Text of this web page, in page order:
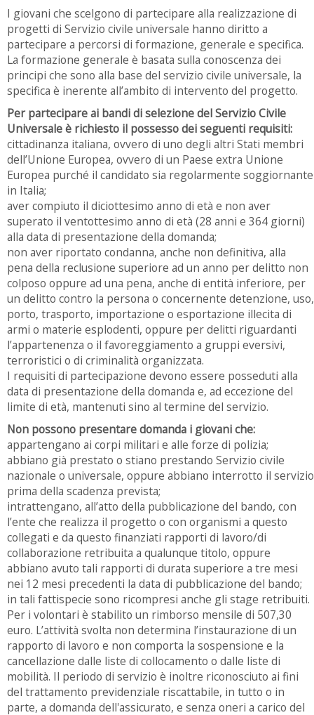
I giovani che scelgono di partecipare alla realizzazione di
progetti di Servizio civile universale hanno diritto a
partecipare a percorsi di formazione, generale e specifica.
La formazione generale è basata sulla conoscenza dei
principi che sono alla base del servizio civile universale, la
specifica è inerente all’ambito di intervento del progetto.
Per partecipare ai bandi di selezione del Servizio Civile
Universale è richiesto il possesso dei seguenti requisiti:
cittadinanza italiana, ovvero di uno degli altri Stati membri
dell’Unione Europea, ovvero di un Paese extra Unione
Europea purché il candidato sia regolarmente soggiornante
in Italia;
aver compiuto il diciottesimo anno di età e non aver
superato il ventottesimo anno di età (28 anni e 364 giorni)
alla data di presentazione della domanda;
non aver riportato condanna, anche non definitiva, alla
pena della reclusione superiore ad un anno per delitto non
colposo oppure ad una pena, anche di entità inferiore, per
un delitto contro la persona o concernente detenzione, uso,
porto, trasporto, importazione o esportazione illecita di
armi o materie esplodenti, oppure per delitti riguardanti
l’appartenenza o il favoreggiamento a gruppi eversivi,
terroristici o di criminalità organizzata.
I requisiti di partecipazione devono essere posseduti alla
data di presentazione della domanda e, ad eccezione del
limite di età, mantenuti sino al termine del servizio.
Non possono presentare domanda i giovani che:
appartengano ai corpi militari e alle forze di polizia;
abbiano già prestato o stiano prestando Servizio civile
nazionale o universale, oppure abbiano interrotto il servizio
prima della scadenza prevista;
intrattengano, all’atto della pubblicazione del bando, con
l’ente che realizza il progetto o con organismi a questo
collegati e da questo finanziati rapporti di lavoro/di
collaborazione retribuita a qualunque titolo, oppure
abbiano avuto tali rapporti di durata superiore a tre mesi
nei 12 mesi precedenti la data di pubblicazione del bando;
in tali fattispecie sono ricompresi anche gli stage retribuiti.
Per i volontari è stabilito un rimborso mensile di 507,30
euro. L’attività svolta non determina l’instaurazione di un
rapporto di lavoro e non comporta la sospensione e la
cancellazione dalle liste di collocamento o dalle liste di
mobilità. Il periodo di servizio è inoltre riconosciuto ai fini
del trattamento previdenziale riscattabile, in tutto o in
parte, a domanda dell'assicurato, e senza oneri a carico del